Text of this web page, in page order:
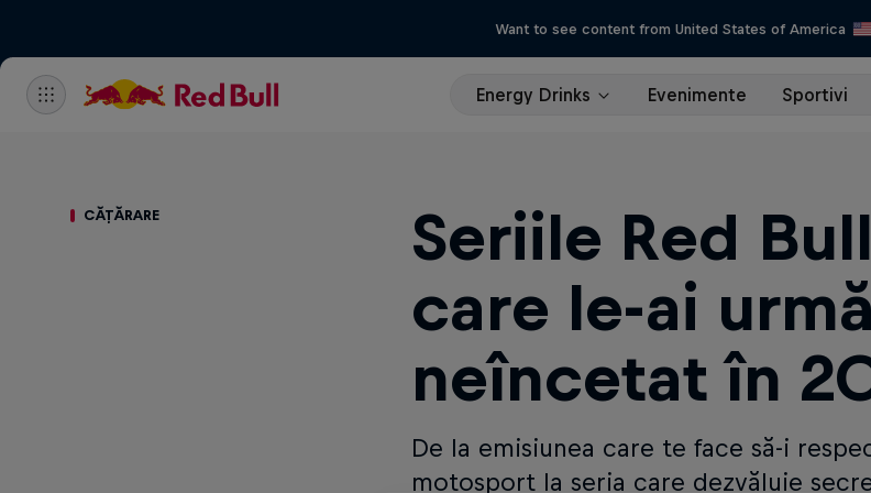
Want to see content from United States of America
Energy Drinks Evenimente Sportivi
CĂȚĂRARE
Seriile Red
care le-ai
neîncetat în
De la emisiunea care te face să-i
motosport la seria care dezvăluie